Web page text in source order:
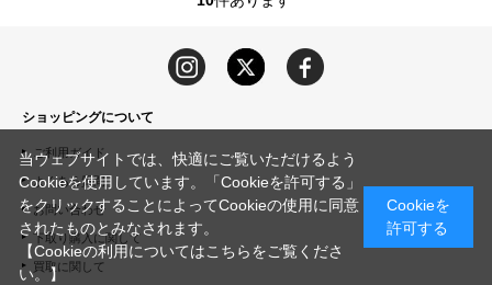
ショッピングについて
ご利用ガイド
よくある質問
お問い合わせ
下取り購入に関して
買取に関して
当ウェブサイトでは、快適にご覧いただけるよう
Cookieを使用しています。「Cookieを許可する」
をクリックすることによってCookieの使用に同意
されたものとみなされます。
【Cookieの利用についてはこちらをご覧くださ
い。】
Cookieを
許可する